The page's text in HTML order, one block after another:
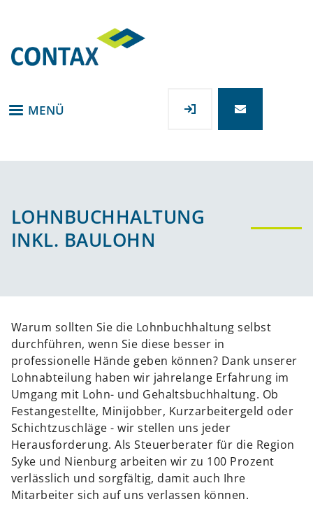
MENÜ
LOHNBUCHHALTUNG
INKL. BAULOHN
Warum sollten Sie die Lohnbuchhaltung selbst
durchführen, wenn Sie diese besser in
professionelle Hände geben können? Dank unserer
Lohnabteilung haben wir jahrelange Erfahrung im
Umgang mit Lohn- und Gehaltsbuchhaltung. Ob
Festangestellte, Minijobber, Kurzarbeitergeld oder
Schichtzuschläge - wir stellen uns jeder
Herausforderung. Als Steuerberater für die Region
Syke und Nienburg arbeiten wir zu 100 Prozent
verlässlich und sorgfältig, damit auch Ihre
Mitarbeiter sich auf uns verlassen können.